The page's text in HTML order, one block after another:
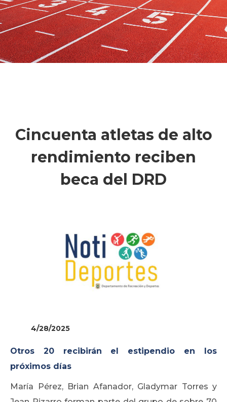
Cincuenta atletas de alto
rendimiento reciben
beca del DRD
4/28/2025
Otros 20 recibirán el estipendio en los
próximos días
María Pérez, Brian Afanador, Gladymar Torres y